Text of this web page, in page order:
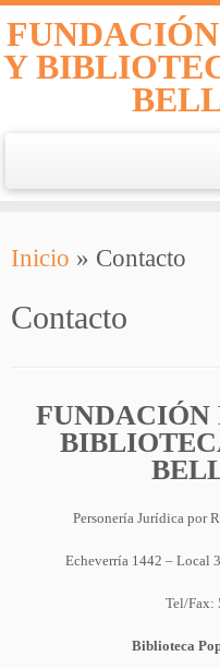
al
contenido
Y
Inicio » Contacto
Contacto
FUNDACIÓN
Personería Jurídica por
Echeverría 1442 – Local
Tel/Fax:
Biblioteca